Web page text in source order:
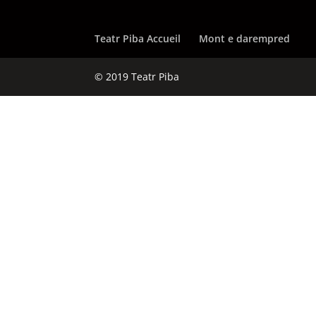
Teatr Piba Accueil Mont e darempred
© 2019 Teatr Piba